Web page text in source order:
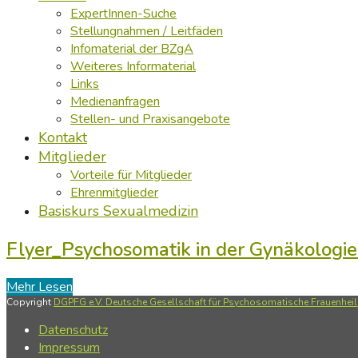
ExpertInnen-Suche
Stellungnahmen / Leitfäden
Infomaterial der BZgA
Weiteres Informaterial
Links
Medienanfragen
Stellen- und Praxisangebote
Kontakt
Mitglieder
Vorteile für Mitglieder
Ehrenmitglieder
Basiskurs Sexualmedizin
Flyer_Psychosomatik in der
Mehr Lesen
Copyright DGPFG e.V. Deutsche Gesellschaft für Psychosomatische
Datenschutz
Impressum